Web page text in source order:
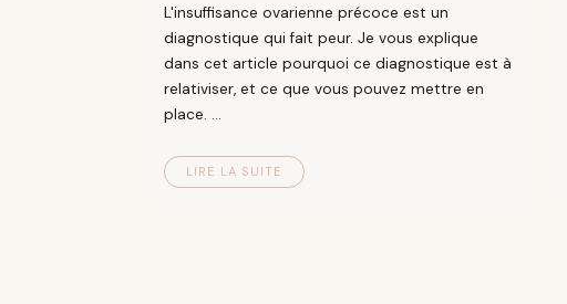
L'insuffisance ovarienne précoce est un
diagnostique qui fait peur. Je vous explique
dans cet article pourquoi ce diagnostique est à
relativiser, et ce que vous pouvez mettre en
place. ...
LIRE LA SUITE